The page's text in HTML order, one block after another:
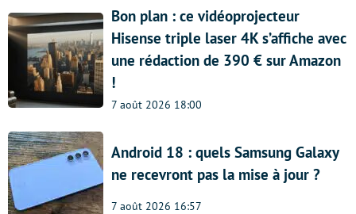
Bon plan : ce vidéoprojecteur
Hisense triple laser 4K s’affiche avec
une rédaction de 390 € sur Amazon
!
7 août 2026 18:00
Android 18 : quels Samsung Galaxy
ne recevront pas la mise à jour ?
7 août 2026 16:57